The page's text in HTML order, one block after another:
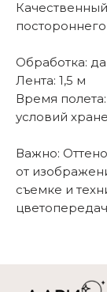
постороннего
Обработка: да
Лента: 1,5 м
Время
условий
Важно:
от
съемке и